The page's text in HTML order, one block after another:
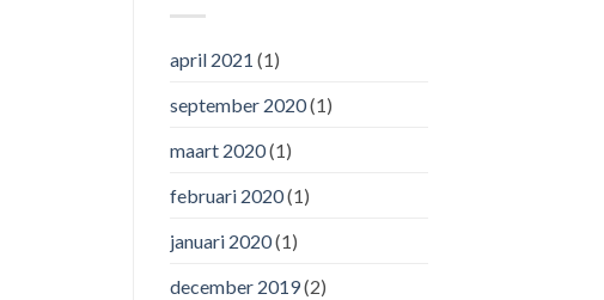
april 2021 (1)
september 2020(1)
maart 2020(1)
februari 2020(1)
januari 2020(1)
december 2019(2)